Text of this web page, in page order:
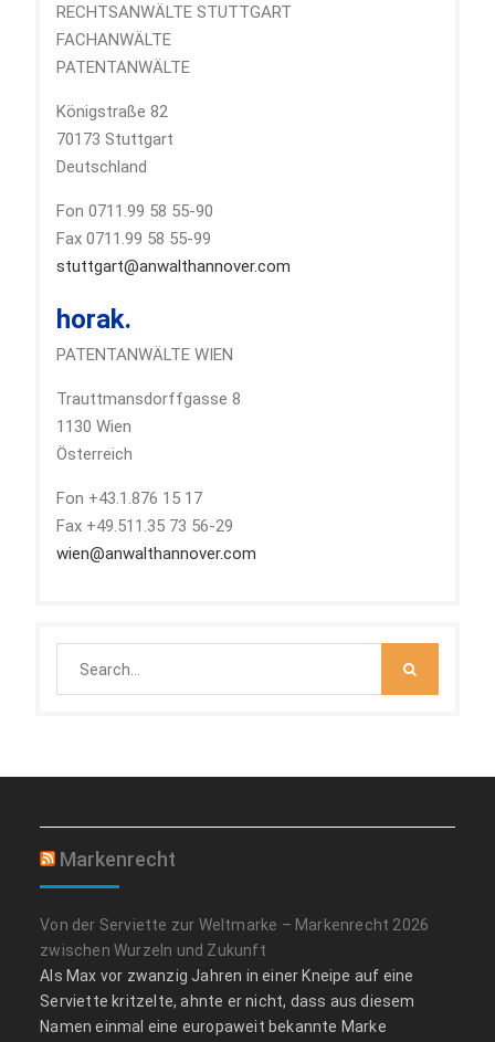
RECHTSANWÄLTE STUTTGART
FACHANWÄLTE
PATENTANWÄLTE
Königstraße 82
70173 Stuttgart
Deutschland
Fon 0711.99 58 55-90
Fax 0711.99 58 55-99
stuttgart@anwalthannover.com
horak.
PATENTANWÄLTE WIEN
Trauttmansdorffgasse 8
1130 Wien
Österreich
Fon +43.1.876 15 17
Fax +49.511.35 73 56-29
wien@anwalthannover.com
Markenrecht
Von der Serviette zur Weltmarke – Markenrecht 2026
zwischen Wurzeln und Zukunft
Als Max vor zwanzig Jahren in einer Kneipe auf eine
Serviette kritzelte, ahnte er nicht, dass aus diesem
Namen einmal eine europaweit bekannte Marke